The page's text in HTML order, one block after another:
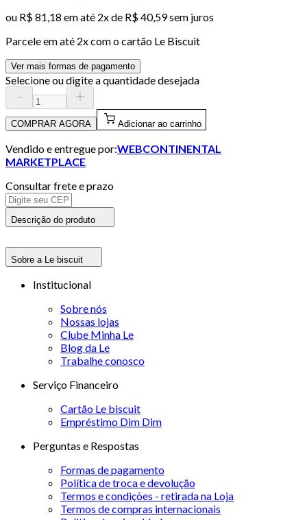
ou R$ 81,18 em até 2x de R$ 40,59 sem juros
Parcele em até 2x com o cartão Le Biscuit
Ver mais formas de pagamento
Selecione ou digite a quantidade desejada
COMPRAR AGORA Adicionar ao carrinho
Vendido e entregue por:WEBCONTINENTAL
MARKETPLACE
Consultar frete e prazo
Descrição do produto
Sobre a Le biscuit
Institucional
Sobre nós
Nossas lojas
Clube Minha Le
Blog da Le
Trabalhe conosco
Serviço Financeiro
Cartão Le biscuit
Empréstimo Dim Dim
Perguntas e Respostas
Formas de pagamento
Política de troca e devolução
Termos e condições - retirada na Loja
Termos de compras internacionais